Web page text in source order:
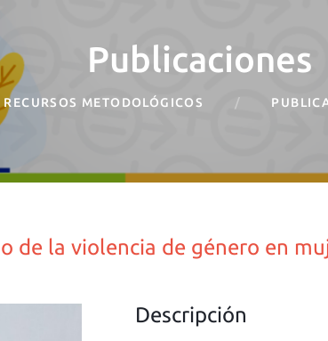
Publicaciones
RECURSOS METODOLÓGICOS
de la violencia de género en
Descripción